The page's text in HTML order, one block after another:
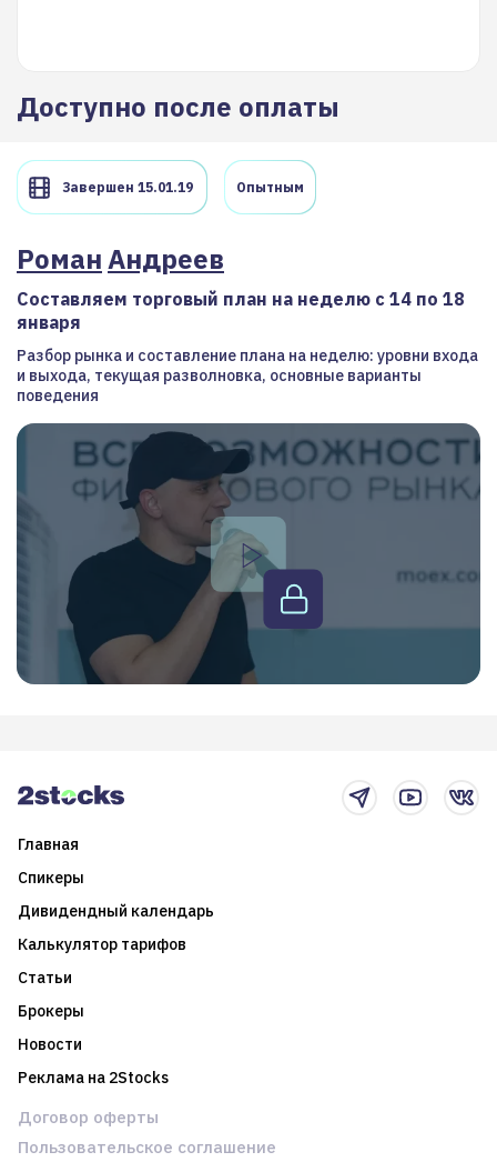
Доступно после оплаты
Завершен 15.01.19 Опытным
РоманАндреев
Составляем торговый план на неделю с 14 по 18
января
Разбор рынка и составление плана на неделю: уровни входа
и выхода, текущая разволновка, основные варианты
поведения
Главная
Спикеры
Дивидендный календарь
Калькулятор тарифов
Статьи
Брокеры
Новости
Реклама на 2Stocks
Договор оферты
Пользовательское соглашение